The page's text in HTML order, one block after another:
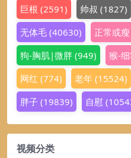
巨根 (2591) 帅叔 (1827)
无体毛 (40630) 正常或瘦
狗-胸肌|微胖 (949) 猴-
网红 (774) 老年 (15524)
胖子 (19839) 自慰
视频分类